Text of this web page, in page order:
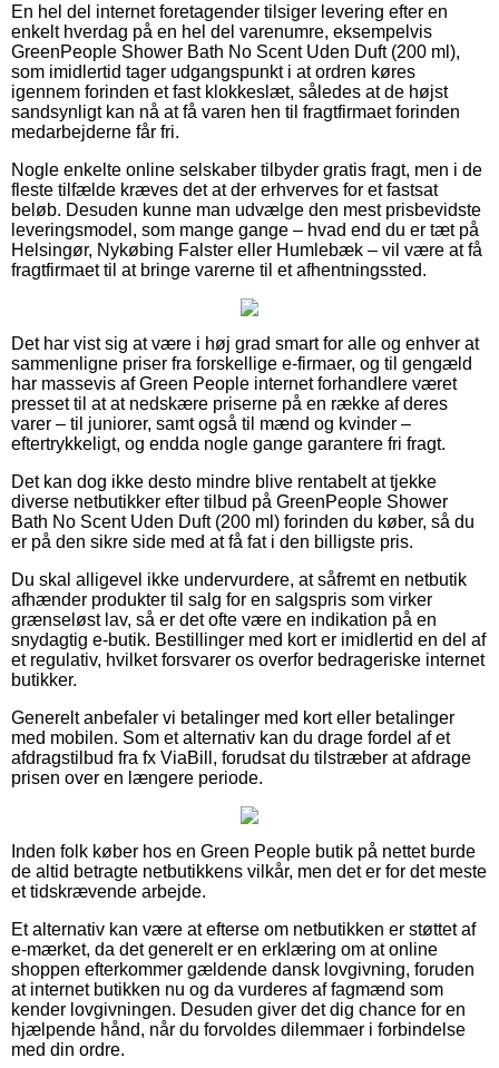
En hel del internet foretagender tilsiger levering efter en
enkelt hverdag på en hel del varenumre, eksempelvis
GreenPeople Shower Bath No Scent Uden Duft (200 ml),
som imidlertid tager udgangspunkt i at ordren køres
igennem forinden et fast klokkeslæt, således at de højst
sandsynligt kan nå at få varen hen til fragtfirmaet forinden
medarbejderne får fri.
Nogle enkelte online selskaber tilbyder gratis fragt, men i de
fleste tilfælde kræves det at der erhverves for et fastsat
beløb. Desuden kunne man udvælge den mest prisbevidste
leveringsmodel, som mange gange – hvad end du er tæt på
Helsingør, Nykøbing Falster eller Humlebæk – vil være at få
fragtfirmaet til at bringe varerne til et afhentningssted.
Det har vist sig at være i høj grad smart for alle og enhver at
sammenligne priser fra forskellige e-firmaer, og til gengæld
har massevis af Green People internet forhandlere været
presset til at at nedskære priserne på en række af deres
varer – til juniorer, samt også til mænd og kvinder –
eftertrykkeligt, og endda nogle gange garantere fri fragt.
Det kan dog ikke desto mindre blive rentabelt at tjekke
diverse netbutikker efter tilbud på GreenPeople Shower
Bath No Scent Uden Duft (200 ml) forinden du køber, så du
er på den sikre side med at få fat i den billigste pris.
Du skal alligevel ikke undervurdere, at såfremt en netbutik
afhænder produkter til salg for en salgspris som virker
grænseløst lav, så er det ofte være en indikation på en
snydagtig e-butik. Bestillinger med kort er imidlertid en del af
et regulativ, hvilket forsvarer os overfor bedrageriske internet
butikker.
Generelt anbefaler vi betalinger med kort eller betalinger
med mobilen. Som et alternativ kan du drage fordel af et
afdragstilbud fra fx ViaBill, forudsat du tilstræber at afdrage
prisen over en længere periode.
Inden folk køber hos en Green People butik på nettet burde
de altid betragte netbutikkens vilkår, men det er for det meste
et tidskrævende arbejde.
Et alternativ kan være at efterse om netbutikken er støttet af
e-mærket, da det generelt er en erklæring om at online
shoppen efterkommer gældende dansk lovgivning, foruden
at internet butikken nu og da vurderes af fagmænd som
kender lovgivningen. Desuden giver det dig chance for en
hjælpende hånd, når du forvoldes dilemmaer i forbindelse
med din ordre.